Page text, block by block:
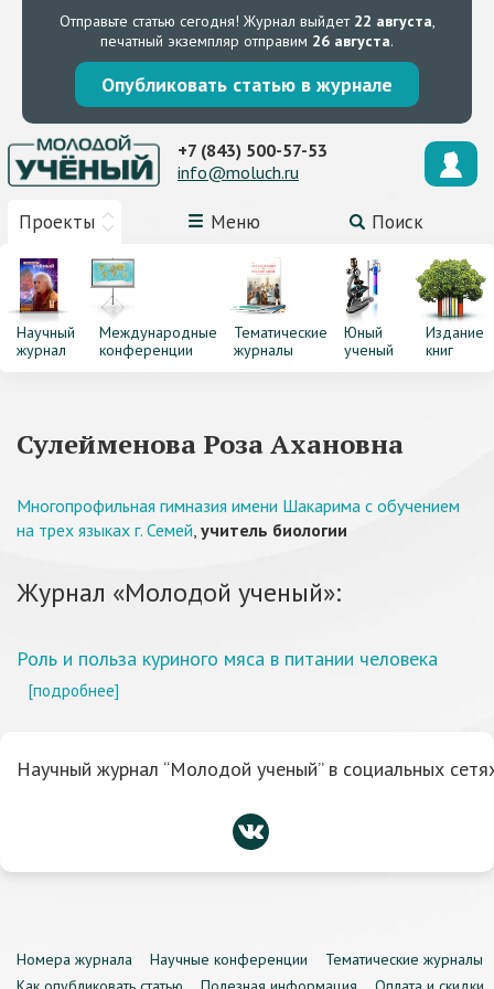
Отправьте статью сегодня! Журнал выйдет 22 августа,
печатный экземпляр отправим 26 августа.
Опубликовать статью в журнале
Проекты Меню Поиск
+7 (843) 500-57-53
info@moluch.ru
Научный
журнал
Международные
конференции
Тематические
журналы
Юный
ученый
Издание
книг
Сулейменова Роза Ахановна
Многопрофильная гимназия имени Шакарима с обучением
на трех языках г. Семей, учитель биологии
Журнал «Молодой ученый»:
Роль и польза куриного мяса в питании человека
[подробнее]
Научный журнал “Молодой ученый” в социальных
Номера журнала Научные конференции
Тематические журналы